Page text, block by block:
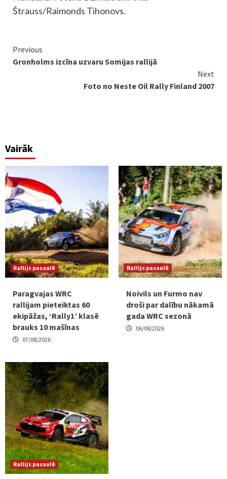
Štrauss/Raimonds Tihonovs.
Continue
Reading
Previous
Gronholms izcīna uzvaru Somijas rallijā
Next
Foto no Neste Oil Rally Finland 2007
Vairāk
Rallijs pasaulē
Paragvajas WRC
rallijam pieteiktas 60
ekipāžas, ‘Rally1’ klasē
brauks 10 mašīnas
07/08/2026
Rallijs pasaulē
Noivils un Furmo nav
droši par dalību nākamā
gada WRC sezonā
06/08/2026
Rallijs pasaulē